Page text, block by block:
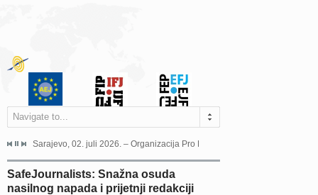
Navigate to...
Grada Sarajeva povodom Dana Sarajeva dugogodišnjoj...
Sarajevo, 02. juli 2026. – Organizacija Pro Educa juče je uspješno
SafeJournalists: Snažna osuda
nasilnog napada i prijetnji redakciji